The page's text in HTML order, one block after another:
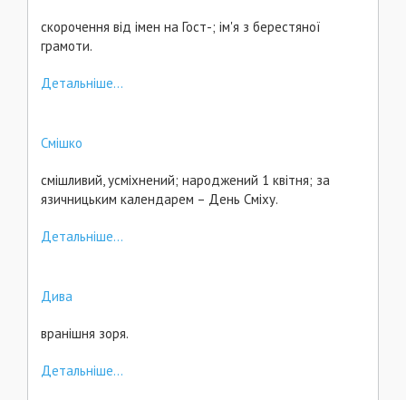
скорочення від імен на Гост-; ім'я з берестяної
грамоти.
Детальніше...
Смішко
смішливий, усміхнений; народжений 1 квітня; за
язичницьким календарем – День Сміху.
Детальніше...
Дива
вранішня зоря.
Детальніше...